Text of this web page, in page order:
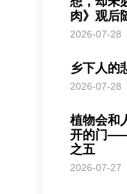
肉》观后
2026-07-28
乡下人的
2026-07-28
植物会和
开的门
之五
2026-07-27